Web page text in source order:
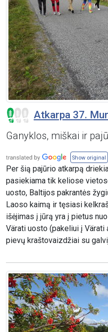
Atkarpa 37.
Ganyklos, miškai ir
Show original
Per šią pajūrio atkarpą
pasiekiama tik keliose
uosto, Baltijos pakrantės
Laoso kaimą ir tęsiasi
išėjimas į jūrą yra į pietus
Värati uosto (pakeliui į
pievų kraštovaizdžiai su